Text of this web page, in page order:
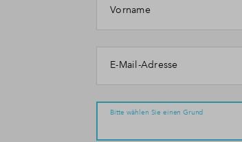
Vorname
E-Mail-Adresse
Bitte wählen Sie einen Grund